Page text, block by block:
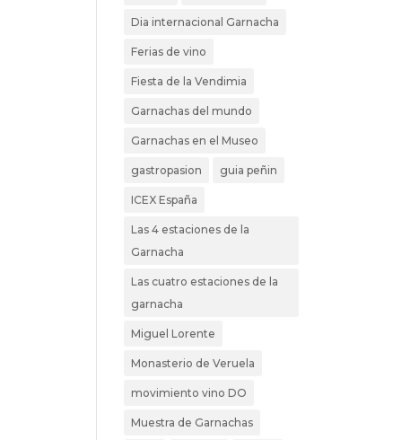
Dia internacional Garnacha
Ferias de vino
Fiesta de la Vendimia
Garnachas del mundo
Garnachas en el Museo
gastropasion guia peñin
ICEX España
Las 4 estaciones de la
Garnacha
Las cuatro estaciones de la
garnacha
Miguel Lorente
Monasterio de Veruela
movimiento vino DO
Muestra de Garnachas